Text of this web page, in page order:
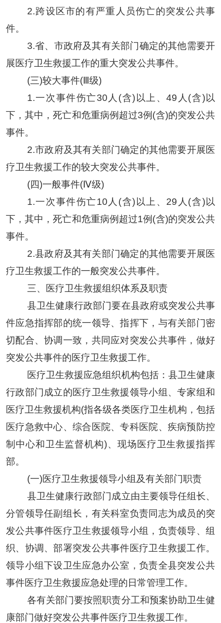
2.跨设区市的有严重人员伤亡的突发公共事
件。
3.省、市政府及其有关部门确定的其他需要开
展医疗卫生救援工作的重大突发公共事件。
(三)较大事件(Ⅲ级)
1.一次事件伤亡30人(含)以上、49人(含)以
下，其中 ，死亡和危重病例超过3例(含)的突发公共
事件。
2.市政府及其有关部门确定的其他需要开展医
疗卫生救援工作的较大突发公共事件。
(四)一般事件(Ⅳ级)
1.一次事件伤亡10人(含)以上、29人(含)以
下，其中，死亡和危重病例超过1例(含)的突发公共
事件。
2.县政府及其有关部门确定的其他需要开展医
疗卫生救援工作的一般突发公共事件。
三、医疗卫生救援组织体系及职责
县卫生健康行政部门要在县政府或突发公共事
件应急指挥部的统一领导、指挥下，与有关部门密
切配合、协调一致，共同应对突发公共事件，做好
突发公共事件的医疗卫生救援工作。
医疗卫生救援应急组织机构包括：县卫生健康
行政部门成立的医疗卫生救援领导小组、专家组和
医疗卫生救援机构(指各级各类医疗卫生机构，包括
医疗急救中心、综合医院、专科医院、疾病预防控
制 中心和卫生监督机构)、现场医疗卫生救援指挥
部。
(一)医疗卫生救援领导小组及有关部门职责
县卫生健康行政部门成立由主要领导任组长、
分管领导任副组长，有关科室负责同志为成员的突
发公共事件医疗卫生救援领导小组，负责领导、组
织、协调、部署突发公共事件医疗卫生救援工作。
领导小组下设卫生应急办公室，负责全县突发公共
事件医疗卫生救援应急处理的日常管理工作。
各有关部门要按照职责分工和预案协助卫生健
康部门做好突发公共事件医疗卫生救援工作。